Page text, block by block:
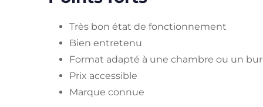
Très bon état de fonctionnement
Bien entretenu
Format adapté à une chambre ou un
Prix accessible
Marque connue